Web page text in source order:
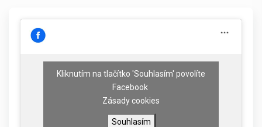
Kliknutím na tlačítko 'Souhlasím' povolíte
Facebook
Zásady cookies
Souhlasím